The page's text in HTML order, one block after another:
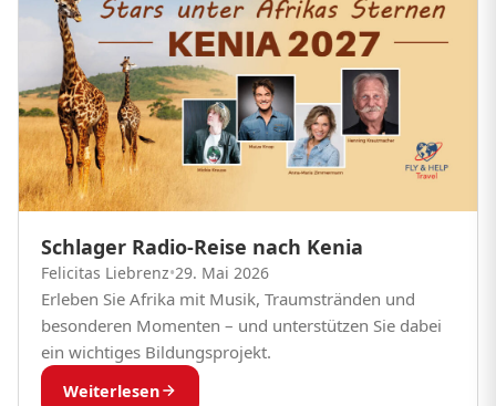
Schlager Radio-Reise nach Kenia
Felicitas Liebrenz•29. Mai 2026
Erleben Sie Afrika mit Musik, Traumstränden und
besonderen Momenten – und unterstützen Sie dabei
ein wichtiges Bildungsprojekt.
Weiterlesen